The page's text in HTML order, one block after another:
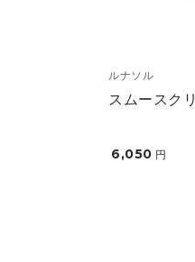
ルナソル
スムースク
6,050 円